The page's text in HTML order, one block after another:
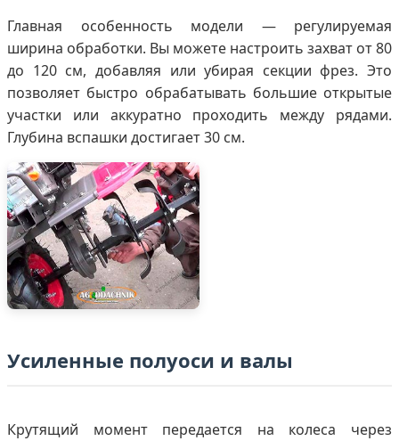
Главная особенность модели — регулируемая
ширина обработки. Вы можете настроить захват от 80
до 120 см, добавляя или убирая секции фрез. Это
позволяет быстро обрабатывать большие открытые
участки или аккуратно проходить между рядами.
Глубина вспашки достигает 30 см.
Усиленные полуоси и валы
Крутящий момент передается на колеса через